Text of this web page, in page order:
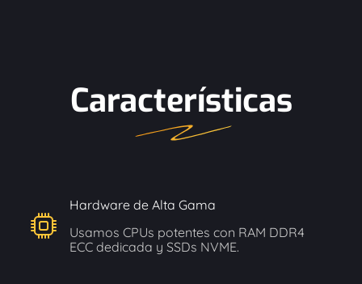
Características
Hardware de Alta Gama
Usamos CPUs potentes con RAM DDR4
ECC dedicada y SSDs NVME.